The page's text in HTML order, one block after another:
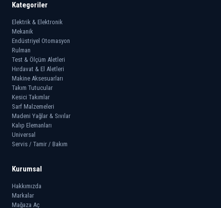
Kategoriler
Elektrik & Elektronik
Mekanik
Endüstriyel Otomasyon
Rulman
Test & Ölçüm Aletleri
Hırdavat & El Aletleri
Makine Aksesuarları
Takım Tutucular
Kesici Takımlar
Sarf Malzemeleri
Madeni Yağlar & Sıvılar
Kalıp Elemanları
Universal
Servis / Tamir / Bakım
Kurumsal
Hakkımızda
Markalar
Mağaza Aç